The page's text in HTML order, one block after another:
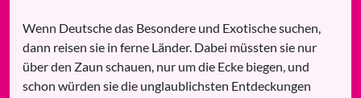
Wenn Deutsche das Besondere und Exotische suchen,
dann reisen sie in ferne Länder. Dabei müssten sie nur
über den Zaun schauen, nur um die Ecke biegen, und
schon würden sie die unglaublichsten Entdeckungen